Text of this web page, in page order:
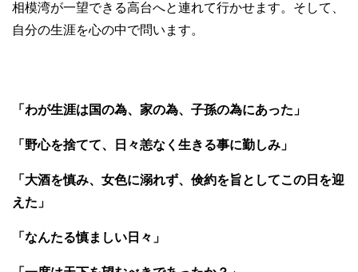
相模湾が一望できる高台へと連れて行かせます。そして、
自分の生涯を心の中で問います。
「わが生涯は国の為、家の為、子孫の為にあった」
「野心を捨てて、日々恙なく生きる事に勤しみ」
「大酒を慎み、女色に溺れず、倹約を旨としてこの日を迎
えた」
「なんたる慎ましい日々」